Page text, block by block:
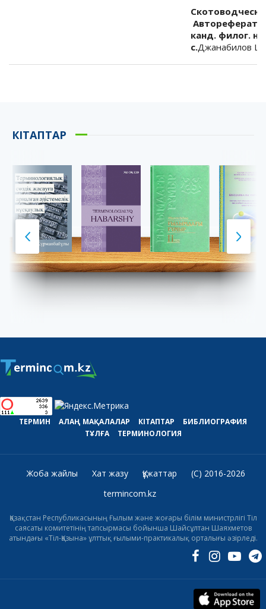
Автореферат
канд. филог.
с.Джанабилов Ш.
КІТАПТАР
ТЕРМИН АЛАҢ МАҚАЛАЛАР КІТАПТАР
БИБЛИОГРАФИЯ
ТҰЛҒА
ТЕРМИНОЛОГИЯ
Жоба жайлы Хат жазу Құжаттар
(C) 2016-2026
termincom.kz
Қазақстан Республикасының Ғылым және жоғары білім министрлігі Тіл
саясаты комитетінің тапсырмасы бойынша Шайсұлтан Шаяхметов
атындағы «Тіл-Қазына» ұлттық ғылыми-практикалық орталығы әзірледі.